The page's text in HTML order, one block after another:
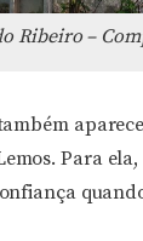
Ribeiro –
Para